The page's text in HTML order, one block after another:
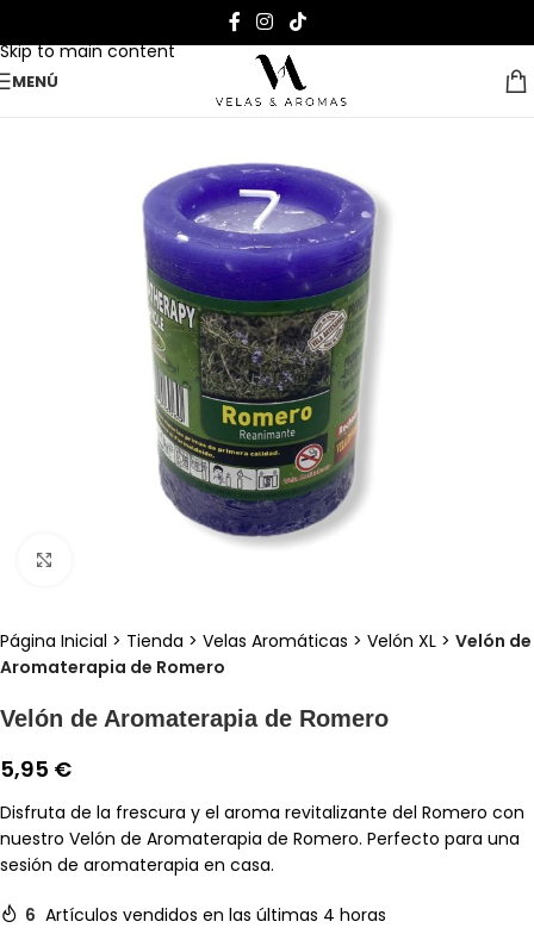
Skip to main content
MENÚ
Página Inicial > Tienda > Velas Aromáticas > Velón XL > Velón de
Aromaterapia de Romero
Velón de Aromaterapia de Romero
5,95 €
Disfruta de la frescura y el aroma revitalizante del Romero con
nuestro Velón de Aromaterapia de Romero. Perfecto para una
sesión de aromaterapia en casa.
6 Artículos vendidos en las últimas 4 horas